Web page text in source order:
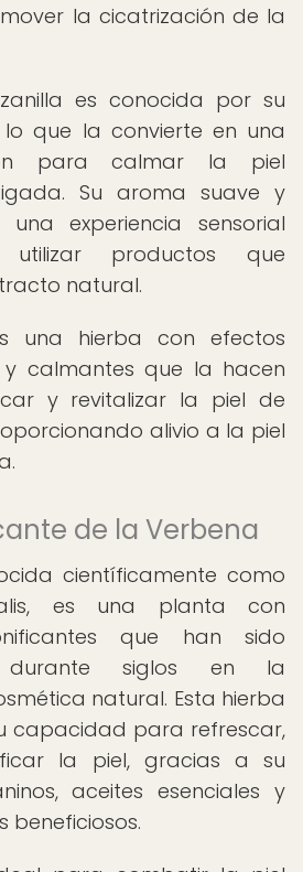
la cicatrización de la
es conocida por su
que la convierte en una
para calmar la piel
Su aroma suave y
experiencia sensorial
productos que
natural.
una hierba con efectos
y calmantes que la hacen
y revitalizar la piel de
alivio a la piel
de la Verbena
científicamente como
es una planta con
que han sido
durante siglos en la
natural. Esta hierba
capacidad para refrescar,
la piel, gracias a su
aceites esenciales y
beneficiosos.